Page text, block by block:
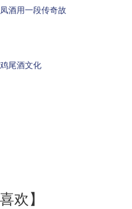
酒用一段传奇故
尾酒文化
欢】